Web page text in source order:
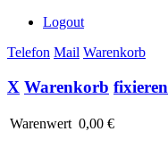
Logout
Telefon Mail Warenkorb
X Warenkorb fixieren
Warenwert 0,00 €